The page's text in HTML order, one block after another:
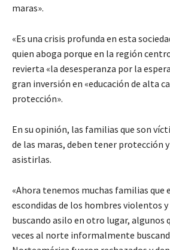
maras».
«Es una crisis profunda en esta
quien aboga porque en la región
revierta «la desesperanza por la
gran inversión en «educación de alta
protección».
En su opinión, las familias que son
de las maras, deben tener protección
asistirlas.
«Ahora tenemos muchas familias que
escondidas de los hombres violentos
buscando asilo en otro lugar, algunos
veces al norte informalmente